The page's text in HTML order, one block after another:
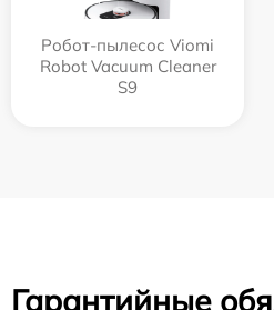
Робот-пылесос Viomi
Robot Vacuum Cleaner
S9
Гарантийные